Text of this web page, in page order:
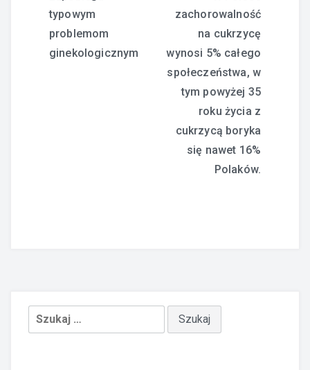
wpisutypowym
problemom
ginekologicznym
zachorowalność
na cukrzycę
wynosi 5% całego
społeczeństwa, w
tym powyżej 35
roku życia z
cukrzycą boryka
się nawet 16%
Polaków.
Szukaj: